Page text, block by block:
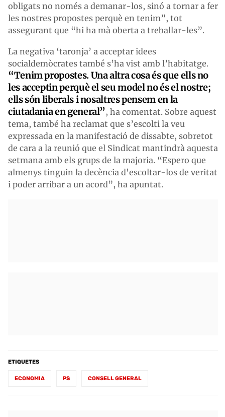
obligats no només a demanar-los, sinó a tornar a fer
les nostres propostes perquè en tenim”, tot
assegurant que “hi ha mà oberta a treballar-les”.
La negativa ‘taronja’ a acceptar idees
socialdemòcrates també s’ha vist amb l’habitatge.
“Tenim propostes.Una altra cosa és que ells no
les acceptinperquè el seu model no és el nostre;
ells són liberals i nosaltres pensem en la
ciutadania en general”, ha comentat. Sobre aquest
tema, també ha reclamat que s’escolti la veu
expressada en la manifestació de dissabte, sobretot
de cara a la reunió que el Sindicat mantindrà aquesta
setmana amb els grups de la majoria. “Espero que
almenys tinguin la decència d'escoltar-los de veritat
i poder arribar a un acord”, ha apuntat.
ETIQUETES
ECONOMIA PS CONSELL GENERAL